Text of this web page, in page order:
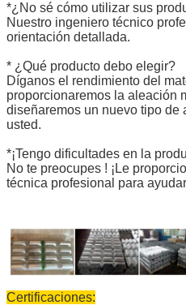
*¿No sé cómo utilizar sus
Nuestro ingeniero técnico
orientación detallada.
* ¿Qué producto debo elegir?
Díganos el rendimiento del
proporcionaremos la aleación
diseñaremos un nuevo tipo de
usted.
*¡Tengo dificultades en la
No te preocupes ! ¡Le
técnica profesional para
Certificaciones: